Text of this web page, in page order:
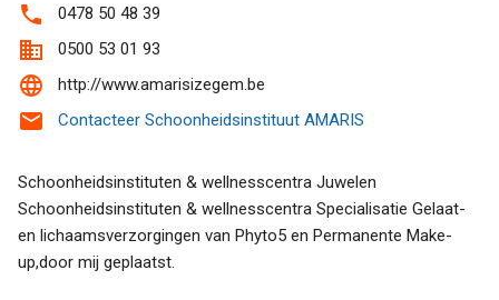
0478 50 48 39
0500 53 01 93
http://www.amarisizegem.be
Contacteer Schoonheidsinstituut AMARIS
Schoonheidsinstituten & wellnesscentra Juwelen
Schoonheidsinstituten & wellnesscentra Specialisatie Gelaat-
en lichaamsverzorgingen van Phyto5 en Permanente Make-
up,door mij geplaatst.